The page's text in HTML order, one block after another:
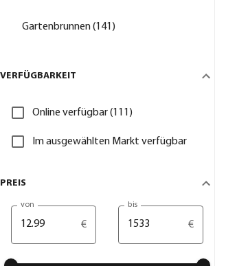
Gartenbrunnen (141)
VERFÜGBARKEIT
Online verfügbar (111)
Im ausgewählten Markt verfügbar
PREIS
von
€
bis
€